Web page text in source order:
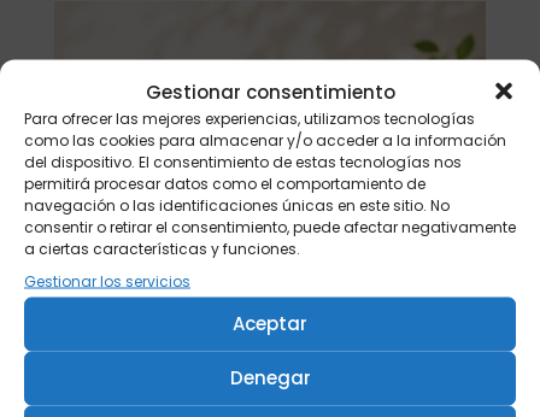
Gestionar consentimiento
Para ofrecer las mejores experiencias, utilizamos tecnologías
como las cookies para almacenar y/o acceder a la información
del dispositivo. El consentimiento de estas tecnologías nos
permitirá procesar datos como el comportamiento de
navegación o las identificaciones únicas en este sitio. No
consentir o retirar el consentimiento, puede afectar negativamente
a ciertas características y funciones.
Gestionar los servicios
Aceptar
Denegar